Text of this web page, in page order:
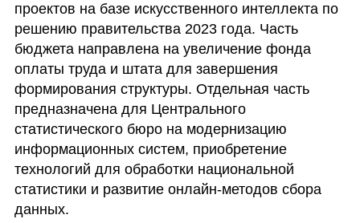
проектов на базе искусственного интеллекта по
решению правительства 2023 года. Часть
бюджета направлена на увеличение фонда
оплаты труда и штата для завершения
формирования структуры. Отдельная часть
предназначена для Центрального
статистического бюро на модернизацию
информационных систем, приобретение
технологий для обработки национальной
статистики и развитие онлайн-методов сбора
данных.